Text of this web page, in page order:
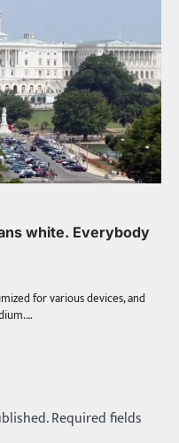
white. Everybody
for various devices, and
Required fields